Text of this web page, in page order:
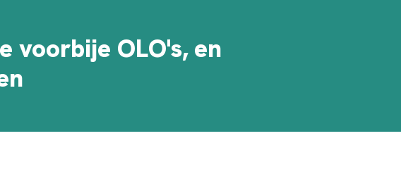
voorbije OLO's, en